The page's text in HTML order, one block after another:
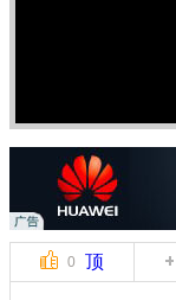
0 顶